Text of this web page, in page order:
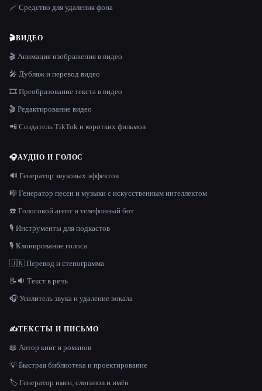
🪄 Средство для удаления фона
🎬ВИДЕО
🎬 Анимация изображения в видео
🎤 Дубляж и перевод видео
🎞️ Преобразование текста в видео
🎬 Редактирование видео
📲 Создатель TikTok и коротких фильмов
🎧АУДИО И ГОЛОС
🔊 Генератор звуковых эффектов
🎼 Генератор песен и музыки с искусственным интеллектом
☎️ Голосовой агент и телефонный бот
🎙️ Инструменты для подкастов
🎙️ Клонирование голоса
🇺🇳 Перевод и стенограмма
📝🔉 Текст в речь
🎧 Усилитель звука и удаление вокала
✍️ТЕКСТЫ И ПИСЬМО
📖 Автор книг и романов
💡 Быстрая библиотека и проектирование
🏷️ Генератор имен, слоганов и имён